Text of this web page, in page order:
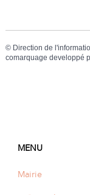
© Direction de
comarquage developpé
MENU
Mairie